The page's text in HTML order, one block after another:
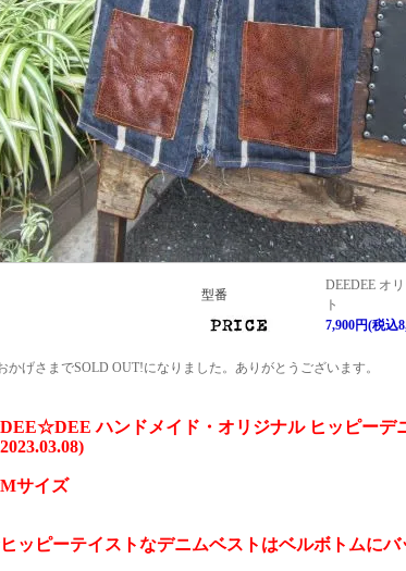
型番
DEEDEE オ
ト
7,900円(税込
かげさまでSOLD OUT!になりました。ありがとうございます。
ハンドメイド・オリジナル ヒッピーデ
2023.03.08)
サイズ
ッピーテイストなデニムベストはベルボトムにバ